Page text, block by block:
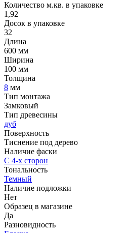
Количество м.кв. в упаковке
1,92
Досок в упаковке
32
Длина
600 мм
Ширина
100 мм
Толщина
8 мм
Тип монтажа
Замковый
Тип древесины
дуб
Поверхность
Тиснение под дерево
Наличие фаски
С 4-х сторон
Тональность
Темный
Наличие подложки
Нет
Образец в магазине
Да
Разновидность